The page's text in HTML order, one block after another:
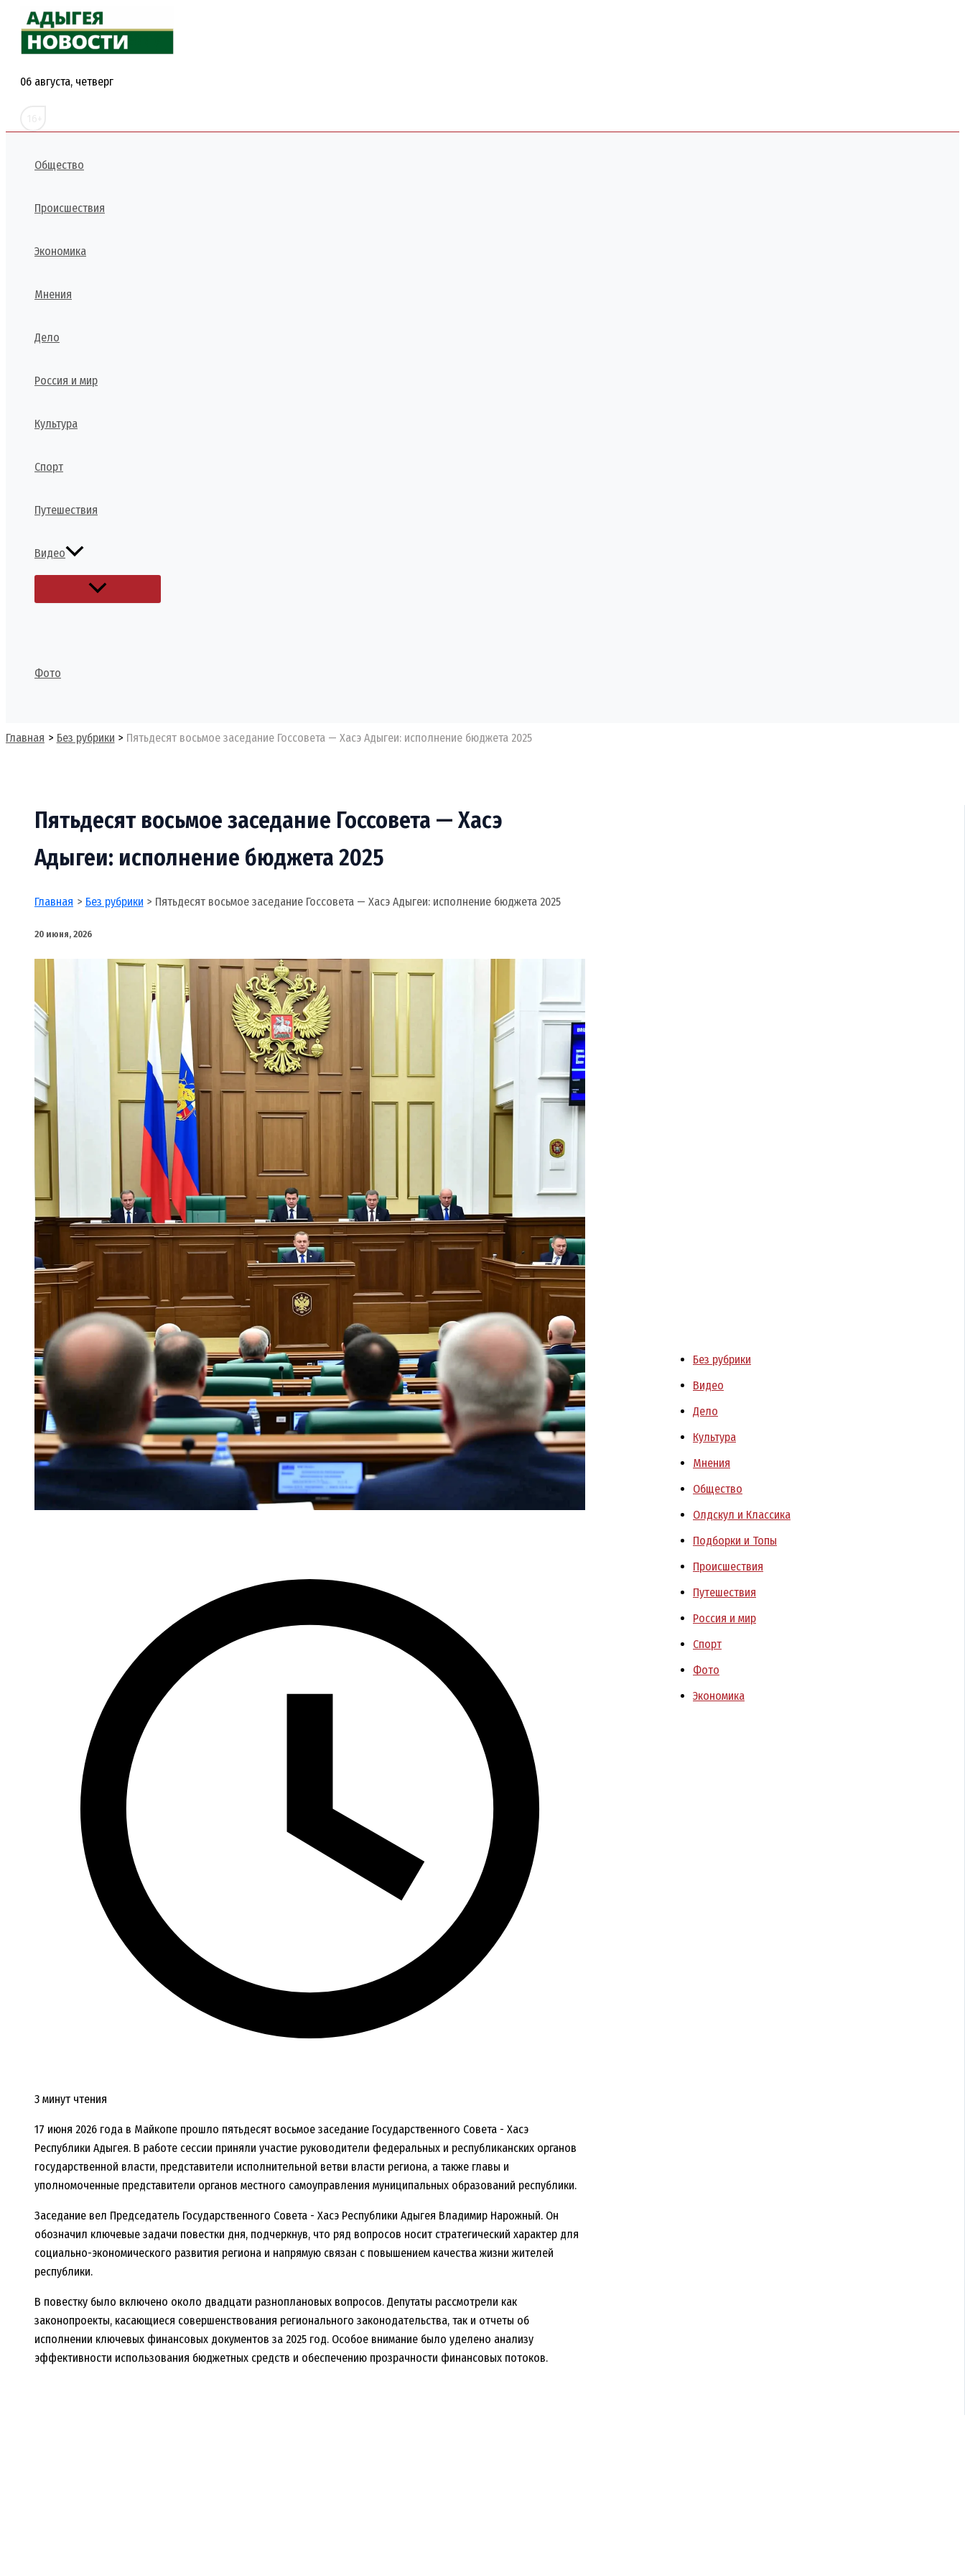
Перейти
содержимому
06 августа, четверг
Общество
Происшествия
Экономика
Мнения
Дело
Россия и мир
Культура
Спорт
Путешествия
Видео
Фото
Главная Без рубрики Пятьдесят восьмое заседание Госсовета — Хасэ Адыгеи: исполнение бюджета 2025
Пятьдесят восьмое заседание Госсовета — Хасэ
Адыгеи: исполнение бюджета 2025
Главная Без рубрики Пятьдесят восьмое заседание Госсовета — Хасэ Адыгеи: исполнение бюджета 2025
20 июня, 2026
3 минут чтения
17 июня 2026 года в Майкопе прошло пятьдесят восьмое заседание Государственного Совета - Хасэ
Республики Адыгея. В работе сессии приняли участие руководители федеральных и республиканских органов
государственной власти, представители исполнительной ветви власти региона, а также главы и
уполномоченные представители органов местного самоуправления муниципальных образований республики.
Заседание вел Председатель Государственного Совета - Хасэ Республики Адыгея Владимир Нарожный. Он
обозначил ключевые задачи повестки дня, подчеркнув, что ряд вопросов носит стратегический характер для
социально-экономического развития региона и напрямую связан с повышением качества жизни жителей
республики.
В повестку было включено около двадцати разноплановых вопросов. Депутаты рассмотрели как
законопроекты, касающиеся совершенствования регионального законодательства, так и отчеты об
исполнении ключевых финансовых документов за 2025 год. Особое внимание было уделено анализу
эффективности использования бюджетных средств и обеспечению прозрачности финансовых потоков.
Без рубрики
Видео
Дело
Культура
Мнения
Общество
Олдскул и Классика
Подборки и Топы
Происшествия
Путешествия
Россия и мир
Спорт
Фото
Экономика